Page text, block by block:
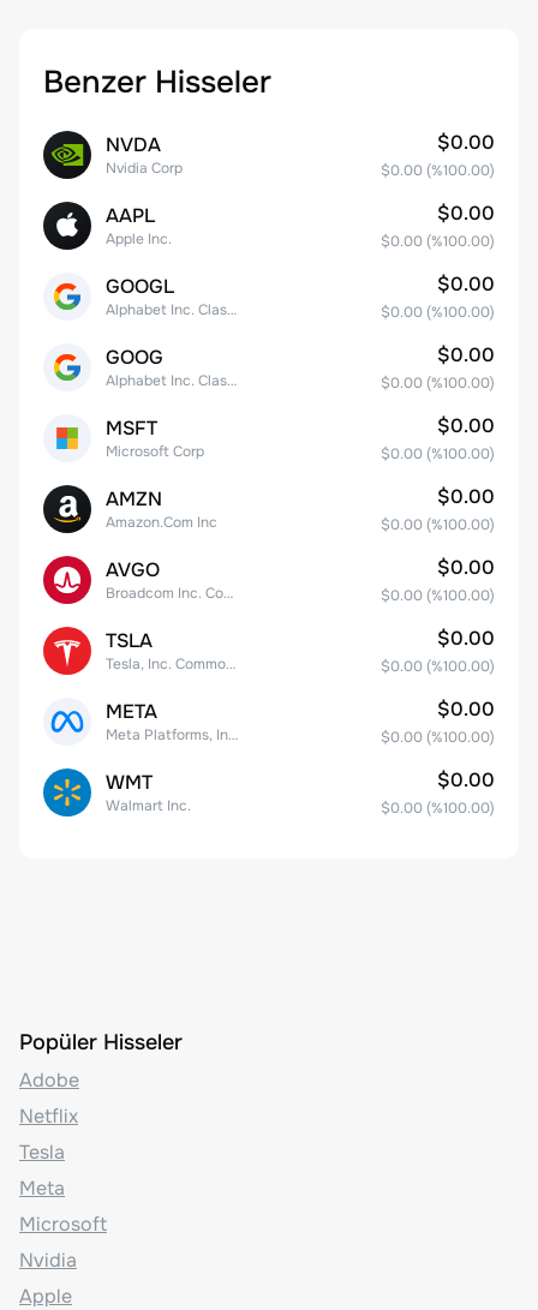
Benzer Hisseler
NVDA
Nvidia Corp
$0.00
$0.00 (%100.00)
AAPL
Apple Inc.
$0.00
$0.00 (%100.00)
GOOGL
Alphabet Inc. Class A Common Stock
$0.00
$0.00 (%100.00)
GOOG
Alphabet Inc. Class C Capital Stock
$0.00
$0.00 (%100.00)
MSFT
Microsoft Corp
$0.00
$0.00 (%100.00)
AMZN
Amazon.Com Inc
$0.00
$0.00 (%100.00)
AVGO
Broadcom Inc. Common Stock
$0.00
$0.00 (%100.00)
TSLA
Tesla, Inc. Common Stock
$0.00
$0.00 (%100.00)
META
Meta Platforms, Inc. Class A Common Stock
$0.00
$0.00 (%100.00)
WMT
Walmart Inc.
$0.00
$0.00 (%100.00)
Popüler Hisseler
Adobe
Netflix
Tesla
Meta
Microsoft
Nvidia
Apple